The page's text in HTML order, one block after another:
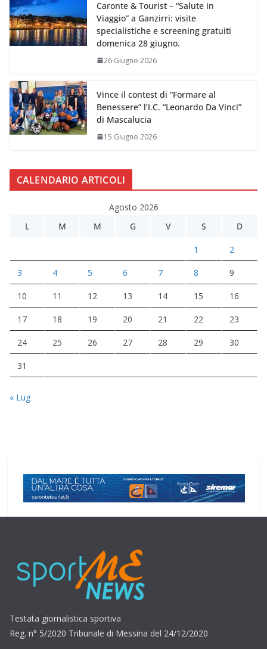
Caronte & Tourist – “Salute in
Viaggio” a Ganzirri: visite
specialistiche e screening gratuiti
domenica 28 giugno.
26 Giugno 2026
Vince il contest di “Formare al
Benessere” l’I.C. “Leonardo Da Vinci”
di Mascalucia
15 Giugno 2026
CALENDARIO ARTICOLI
Agosto 2026
L
M M G V S D
1 2
3 4 5 6 7 8 9
10 11 12 13 14 15 16
17 18 19 20 21 22 23
24 25 26 27 28 29 30
31
« Lug
Testata giornalistica sportiva
Reg. n° 5/2020 Tribunale di Messina del 24/12/2020